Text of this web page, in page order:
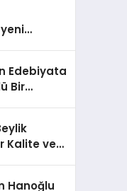
Edebiyata
Bir
Kalite ve
Hanoğlu